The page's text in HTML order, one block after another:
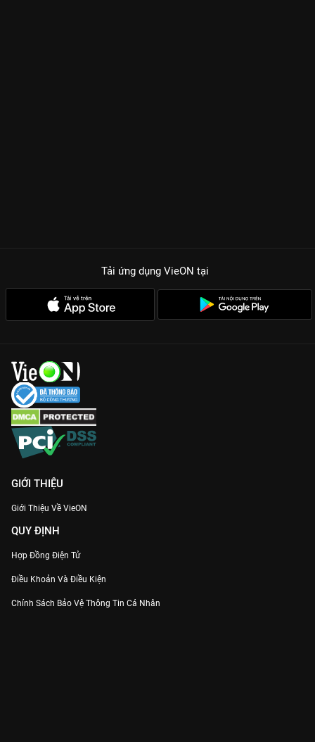
Tải ứng dụng VieON tại
GIỚI THIỆU
Giới Thiệu Về VieON
QUY ĐỊNH
Hợp Đồng Điện Tử
Điều Khoản Và Điều Kiện
Chính Sách Bảo Vệ Thông Tin Cá Nhân